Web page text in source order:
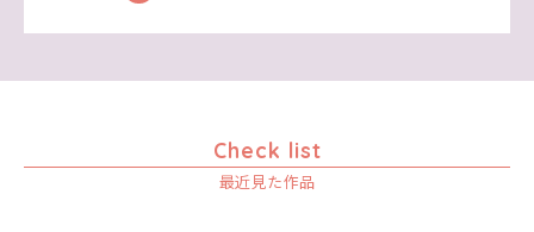
Check list
最近見た作品